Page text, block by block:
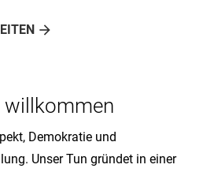
willkommen
Demokratie und
Unser Tun gründet in einer